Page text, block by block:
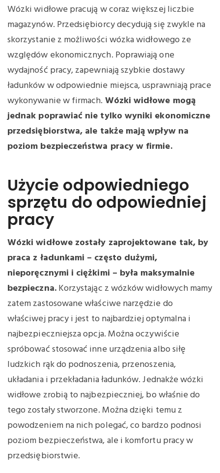
Wózki widłowe pracują w coraz większej liczbie
magazynów. Przedsiębiorcy decydują się zwykle na
skorzystanie z możliwości wózka widłowego ze
względów ekonomicznych. Poprawiają one
wydajność pracy, zapewniają szybkie dostawy
ładunków w odpowiednie miejsca, usprawniają prace
wykonywanie w firmach. Wózki widłowe mogą
jednak poprawiać nie tylko wyniki ekonomiczne
przedsiębiorstwa, ale także mają wpływ na
poziom bezpieczeństwa pracy w firmie.
Użycie odpowiedniego
sprzętu do odpowiedniej
pracy
Wózki widłowe zostały zaprojektowane tak, by
praca z ładunkami – często dużymi,
nieporęcznymi i ciężkimi – była maksymalnie
bezpieczna.Korzystając z wózków widłowych mamy
zatem zastosowane właściwe narzędzie do
właściwej pracy i jest to najbardziej optymalna i
najbezpieczniejsza opcja. Można oczywiście
spróbować stosować inne urządzenia albo siłę
ludzkich rąk do podnoszenia, przenoszenia,
układania i przekładania ładunków. Jednakże wózki
widłowe zrobią to najbezpieczniej, bo właśnie do
tego zostały stworzone. Można dzięki temu z
powodzeniem na nich polegać, co bardzo podnosi
poziom bezpieczeństwa, ale i komfortu pracy w
przedsiębiorstwie.